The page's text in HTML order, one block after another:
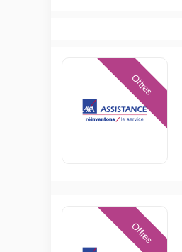
Offres
Offres